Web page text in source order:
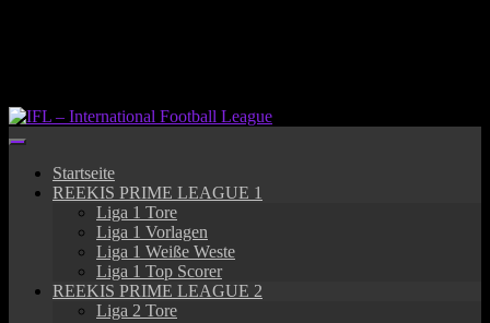
Startseite
REEKIS PRIME LEAGUE 1
Liga 1 Tore
Liga 1 Vorlagen
Liga 1 Weiße Weste
Liga 1 Top Scorer
REEKIS PRIME LEAGUE 2
Liga 2 Tore